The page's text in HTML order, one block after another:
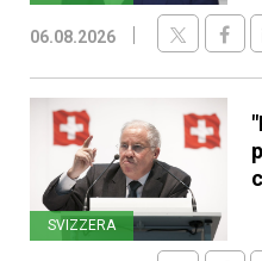
06.08.2026
SVIZZERA